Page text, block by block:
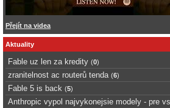
Přejít na videa
Aktuality
Fable uz len za kredity (0)
zranitelnost ac routerů tenda (6)
Fable 5 is back (5)
Anthropic vypol najvykonejsie modely - pre